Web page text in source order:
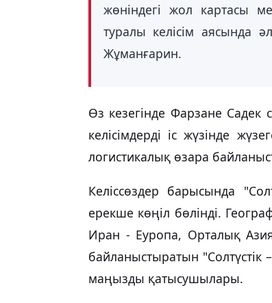
жөніндегі жол картасы
туралы келісім аясында
Жұманғарин.
Өз кезегінде Фарзане Садек
келісімдерді іс жүзінде
логистикалық өзара
Келіссөздер барысында
ерекше көңіл бөлінді.
Иран - Еуропа, Орталық
байланыстыратын
маңызды қатысушылары.